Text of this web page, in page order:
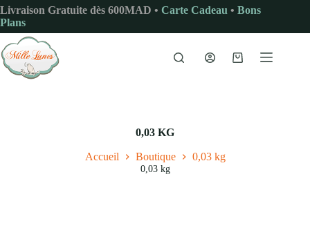
Passer
au
contenu
Livraison Gratuite dès 600MAD • Carte Cadeau • Bons
Plans
Panier
0,03 KG
Accueil Boutique 0,03 kg
0,03 kg